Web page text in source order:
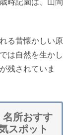
時記園は、山間
る昔懐かしい原
は自然を生かし
残されていま
所おすす
スポット